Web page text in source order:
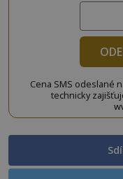
Cena SMS odeslané
technicky